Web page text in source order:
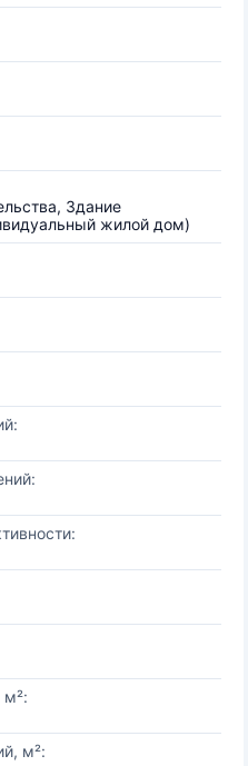
Здание
жилой дом)
м²: